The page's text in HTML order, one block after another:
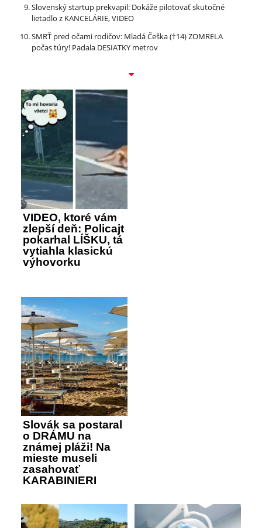
Slovenský startup prekvapil: Dokáže pilotovať skutočné
lietadlo z KANCELÁRIE, VIDEO
SMRŤ pred očami rodičov: Mladá Češka (†14) ZOMRELA
počas túry! Padala DESIATKY metrov
VIDEO, ktoré vám
zlepší deň: Policajt
pokarhal LÍŠKU, tá
vytiahla klasickú
výhovorku
Slovák sa postaral
o DRÁMU na
známej pláži! Na
mieste museli
zasahovať
KARABINIERI